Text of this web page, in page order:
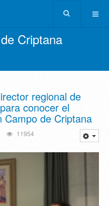
Criptana
regional de
conocer el
Campo de Criptana
11954